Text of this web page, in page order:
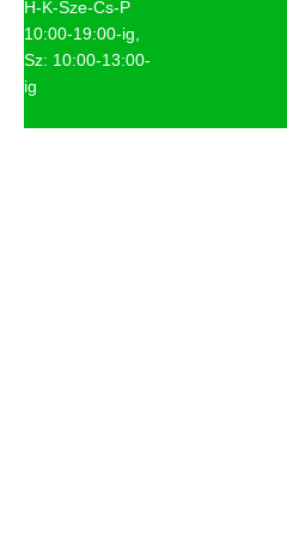
H-K-Sze-Cs-P
10:00-19:00-ig,
Sz: 10:00-13:00-
ig